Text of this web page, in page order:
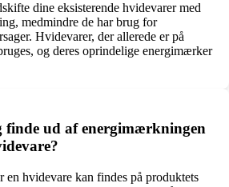
dine eksisterende hvidevarer med
medmindre de har brug for
Hvidevarer, der allerede er på
og deres oprindelige energimærker
finde ud af energimærkningen
hvidevare kan findes på produktets